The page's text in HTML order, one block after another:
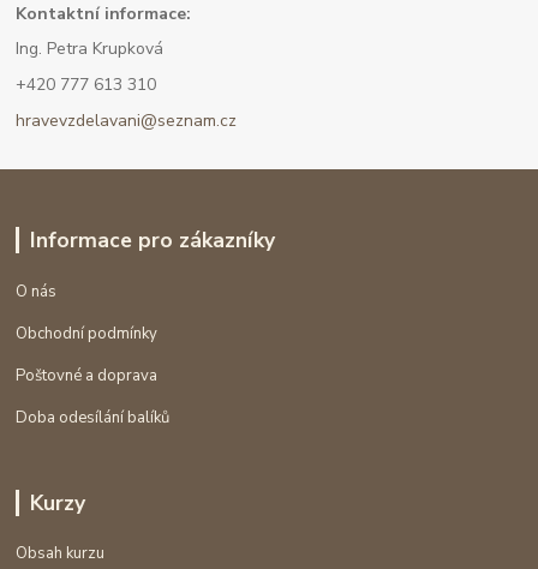
Kontaktní informace:
Ing. Petra Krupková
+420 777 613 310
hravevzdelavani@seznam.cz
Informace pro zákazníky
O nás
Obchodní podmínky
Poštovné a doprava
Doba odesílání balíků
Kurzy
Obsah kurzu